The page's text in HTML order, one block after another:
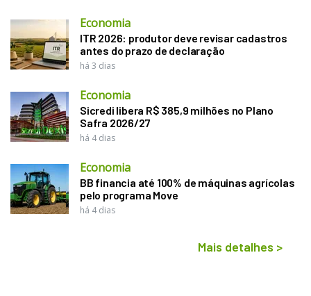
Economia
ITR 2026: produtor deve revisar cadastros
antes do prazo de declaração
há 3 dias
Economia
Sicredi libera R$ 385,9 milhões no Plano
Safra 2026/27
há 4 dias
Economia
BB financia até 100% de máquinas agrícolas
pelo programa Move
há 4 dias
Mais detalhes >